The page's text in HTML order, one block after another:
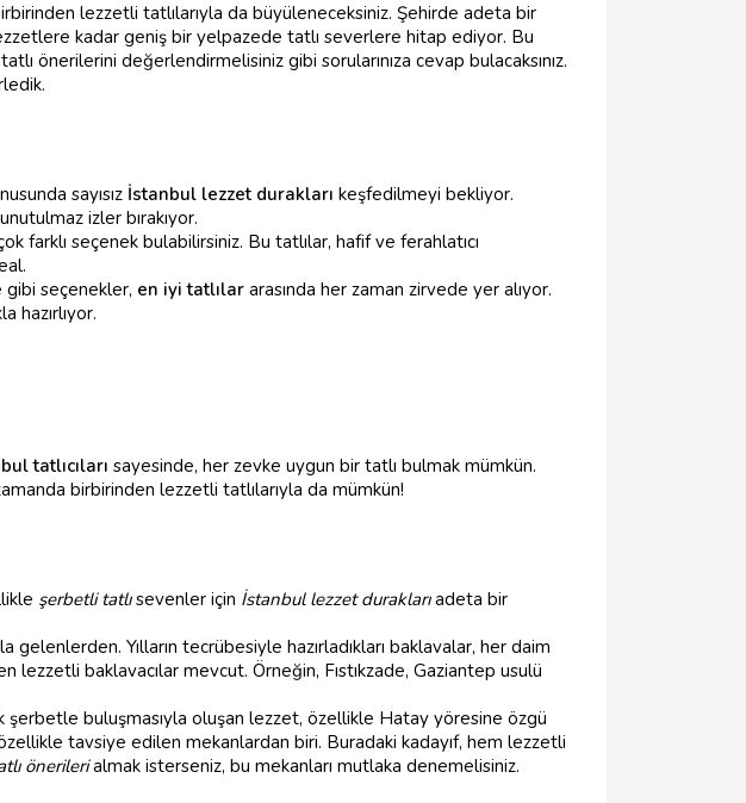
lezzetli tatlılarıyla da büyüleneceksiniz. Şehirde adeta bir
kadar geniş bir yelpazede tatlı severlere hitap ediyor. Bu
önerilerini değerlendirmelisiniz gibi sorularınıza cevap bulacaksınız.
sayısız İstanbul lezzet durakları keşfedilmeyi bekliyor.
izler bırakıyor.
farklı seçenek bulabilirsiniz. Bu tatlılar, hafif ve ferahlatıcı
gibi seçenekler, en iyi tatlılar arasında her zaman zirvede yer alıyor.
hazırlıyor.
tatlıcıları sayesinde, her zevke uygun bir tatlı bulmak mümkün.
birbirinden lezzetli tatlılarıyla da mümkün!
şerbetli tatlısevenler için İstanbul lezzet duraklarıadeta bir
Yılların tecrübesiyle hazırladıkları baklavalar, her daim
lezzetli baklavacılar mevcut. Örneğin, Fıstıkzade, Gaziantep usulü
şerbetle buluşmasıyla oluşan lezzet, özellikle Hatay yöresine özgü
tavsiye edilen mekanlardan biri. Buradaki kadayıf, hem lezzetli
önerilerialmak isterseniz, bu mekanları mutlaka denemelisiniz.